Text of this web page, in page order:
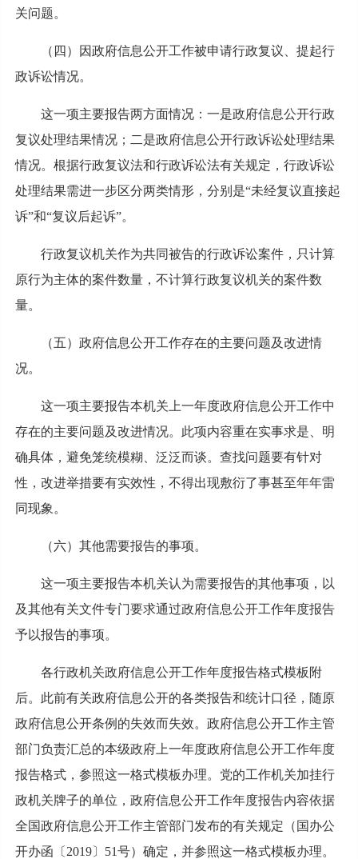
关问题。
（四）因政府信息公开工作被申请行政复议、提起行
政诉讼情况。
这一项主要报告两方面情况：一是政府信息公开行政
复议处理结果情况；二是政府信息公开行政诉讼处理结果
情况。根据行政复议法和行政诉讼法有关规定，行政诉讼
处理结果需进一步区分两类情形，分别是“未经复议直接起
诉”和“复议后起诉”。
行政复议机关作为共同被告的行政诉讼案件，只计算
原行为主体的案件数量，不计算行政复议机关的案件数
量。
（五）政府信息公开工作存在的主要问题及改进情
况。
这一项主要报告本机关上一年度政府信息公开工作中
存在的主要问题及改进情况。此项内容重在实事求是、明
确具体，避免笼统模糊、泛泛而谈。查找问题要有针对
性，改进举措要有实效性，不得出现敷衍了事甚至年年雷
同现象。
（六）其他需要报告的事项。
这一项主要报告本机关认为需要报告的其他事项，以
及其他有关文件专门要求通过政府信息公开工作年度报告
予以报告的事项。
各行政机关政府信息公开工作年度报告格式模板附
后。此前有关政府信息公开的各类报告和统计口径，随原
政府信息公开条例的失效而失效。政府信息公开工作主管
部门负责汇总的本级政府上一年度政府信息公开工作年度
报告格式，参照这一格式模板办理。党的工作机关加挂行
政机关牌子的单位，政府信息公开工作年度报告内容依据
全国政府信息公开工作主管部门发布的有关规定（国办公
开办函〔2019〕51号）确定，并参照这一格式模板办理。